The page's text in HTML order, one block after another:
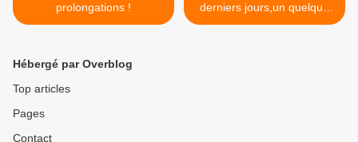
prolongations !
derniers jours,un quelque
chose d'inéffable >
Hébergé par Overblog
Top articles
Pages
Contact